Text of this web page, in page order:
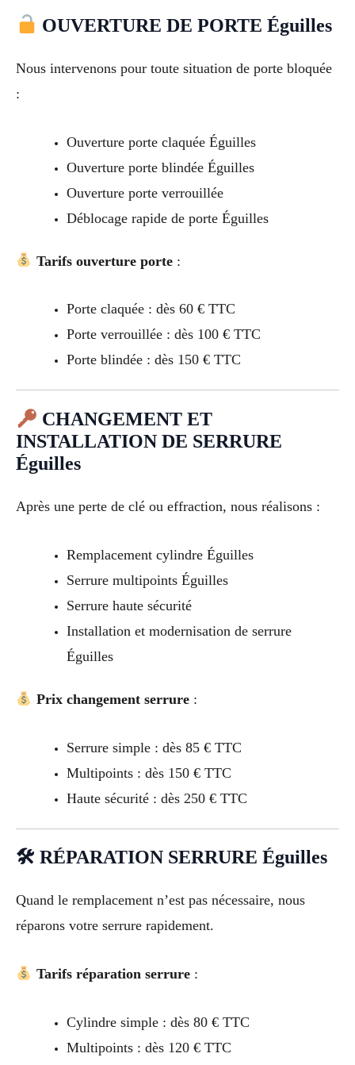
OUVERTURE DE PORTE Éguilles
Nous intervenons pour toute situation de porte bloquée
:
Ouverture porte claquée Éguilles
Ouverture porte blindée Éguilles
Ouverture porte verrouillée
Déblocage rapide de porte Éguilles
Tarifs ouverture porte:
Porte claquée : dès 60 € TTC
Porte verrouillée : dès 100 € TTC
Porte blindée : dès 150 € TTC
CHANGEMENT ET
INSTALLATION DE SERRURE
Éguilles
Après une perte de clé ou effraction, nous réalisons :
Remplacement cylindre Éguilles
Serrure multipoints Éguilles
Serrure haute sécurité
Installation et modernisation de serrure
Éguilles
Prix changement serrure:
Serrure simple : dès 85 € TTC
Multipoints : dès 150 € TTC
Haute sécurité : dès 250 € TTC
🛠 RÉPARATION SERRURE Éguilles
Quand le remplacement n’est pas nécessaire, nous
réparons votre serrure rapidement.
Tarifs réparation serrure:
Cylindre simple : dès 80 € TTC
Multipoints : dès 120 € TTC